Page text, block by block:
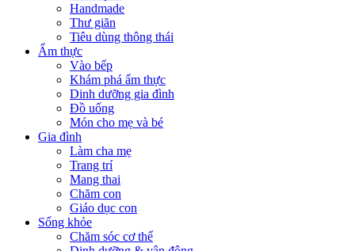
Handmade
Thư giãn
Tiêu dùng thông thái
Ẩm thực
Vào bếp
Khám phá ẩm thực
Dinh dưỡng gia đình
Đồ uống
Món cho mẹ và bé
Gia đình
Làm cha mẹ
Trang trí
Mang thai
Chăm con
Giáo dục con
Sống khỏe
Chăm sóc cơ thể